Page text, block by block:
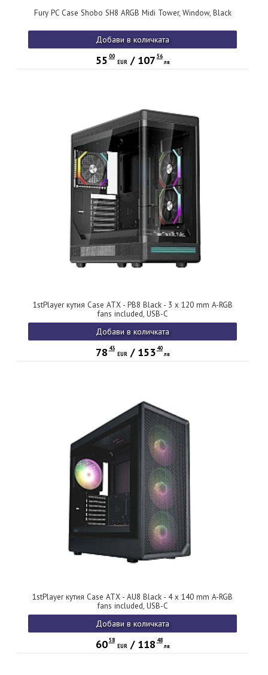
Fury PC Case Shobo SH8 ARGB Midi Tower, Window, Black
Добави в количката
55 00
EUR/ 107 56
лв
1stPlayer кутия Case ATX - PB8 Black - 3 x 120 mm A-RGB
fans included, USB-C
Добави в количката
78 43
EUR/ 153 40
лв
1stPlayer кутия Case ATX - AU8 Black - 4 x 140 mm A-RGB
fans included, USB-C
Добави в количката
60 58
EUR/ 118 48
лв